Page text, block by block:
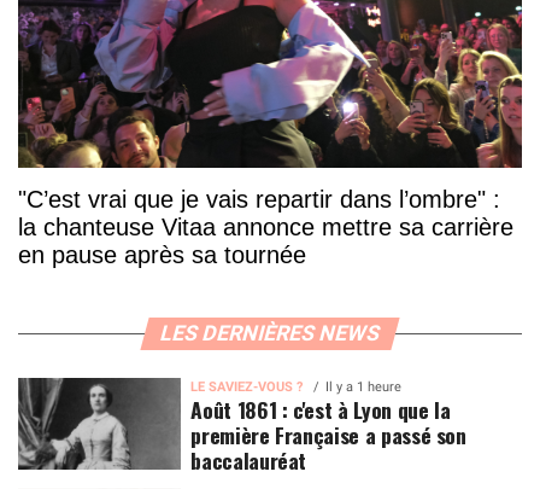
"C’est vrai que je vais repartir dans l’ombre" :
la chanteuse Vitaa annonce mettre sa carrière
en pause après sa tournée
LES DERNIÈRES NEWS
LE SAVIEZ-VOUS ? Il y a 1 heure
Août 1861 : c'est à Lyon que la
première Française a passé son
baccalauréat